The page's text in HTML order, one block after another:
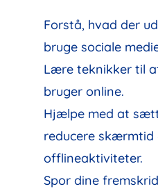
Forstå, hvad der
bruge sociale
Lære teknikker til
bruger online.
Hjælpe med at
reducere skærmtid
offlineaktiviteter.
Spor dine